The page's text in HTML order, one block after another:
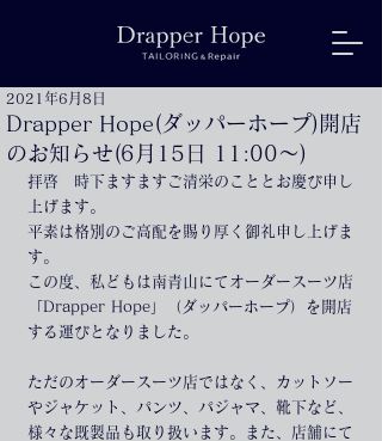
Drapper Hope(ダッパーホープ)開店
のお知らせ(6月15日 11:00〜)
2021年6月8日
拝啓　時下ますますご清栄のこととお慶び申し
上げます。
平素は格別のご高配を賜り厚く御礼申し上げま
す。
この度、私どもは南青山にてオーダースーツ店
「Drapper Hope」（ダッパーホープ）を開店
する運びとなりました。
ただのオーダースーツ店ではなく、カットソー
やジャケット、パンツ、パジャマ、靴下など、
様々な既製品も取り扱います。また、店舗にて